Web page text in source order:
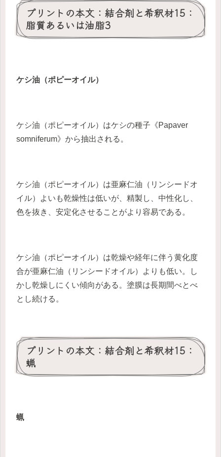
プリントの本文：結合剤と希釈材15：
脂質あるいは油脂3
ケシ油（ポピーオイル）
ケシ油（ポピーオイル）はケシの種子《Papaver
somniferum》から抽出される。
ケシ油（ポピーオイル）は亜麻仁油（リンシードオ
イル）よいも乾燥性は低いが、精製し、中性化し、
色を抜き、安定化させることがより容易である。
ケシ油（ポピーオイル）は乾燥や経年に伴う黄化度
合が亜麻仁油（リンシードオイル）よりも低い。し
かし乾燥しにくい傾向がある。塗膜は長期間べとべ
とし続ける。
プリントの本文：結合剤と希釈材15：
蝋
蝋